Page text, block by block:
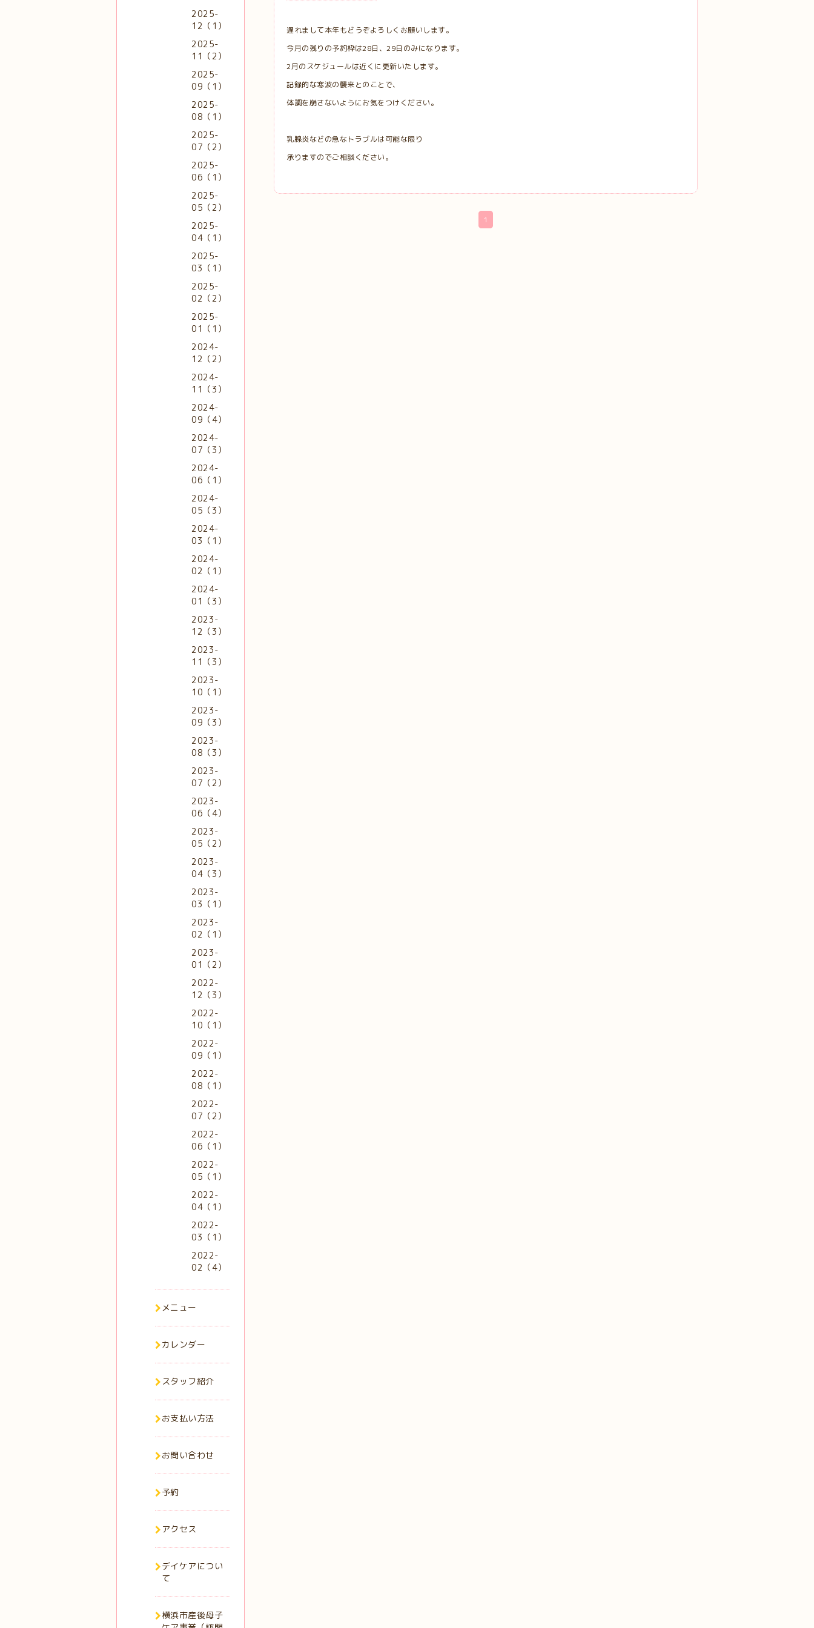
遅れまして本年もどうぞよろしくお願いします。
今月の残りの予約枠は28日、29日のみになります。
2月のスケジュールは近くに更新いたします。
記録的な寒波の襲来とのことで、
体調を崩さないようにお気をつけください。
乳腺炎などの急なトラブルは可能な限り
承りますのでご相談ください。
1
2025-
12（1）
2025-
11（2）
2025-
09（1）
2025-
08（1）
2025-
07（2）
2025-
06（1）
2025-
05（2）
2025-
04（1）
2025-
03（1）
2025-
02（2）
2025-
01（1）
2024-
12（2）
2024-
11（3）
2024-
09（4）
2024-
07（3）
2024-
06（1）
2024-
05（3）
2024-
03（1）
2024-
02（1）
2024-
01（3）
2023-
12（3）
2023-
11（3）
2023-
10（1）
2023-
09（3）
2023-
08（3）
2023-
07（2）
2023-
06（4）
2023-
05（2）
2023-
04（3）
2023-
03（1）
2023-
02（1）
2023-
01（2）
2022-
12（3）
2022-
10（1）
2022-
09（1）
2022-
08（1）
2022-
07（2）
2022-
06（1）
2022-
05（1）
2022-
04（1）
2022-
03（1）
2022-
02（4）
メニュー
カレンダー
スタッフ紹介
お支払い方法
お問い合わせ
予約
アクセス
デイケアについ
て
横浜市産後母子